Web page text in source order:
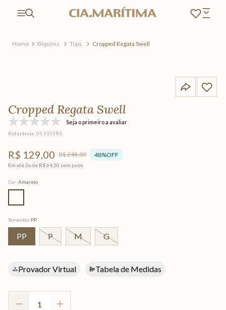
Biquínis Tops Cropped Regata Swell
Cropped Regata Swell
Seja o primeiro a avaliar
Referência: 05.11559.0
R$ 129,00 R$248,00 48%OFF
Em até2x de R$64 50 sem juros
Cor: Amarelo
Tamanho: PP
PP P M G
Provador Virtual Tabela de Medidas